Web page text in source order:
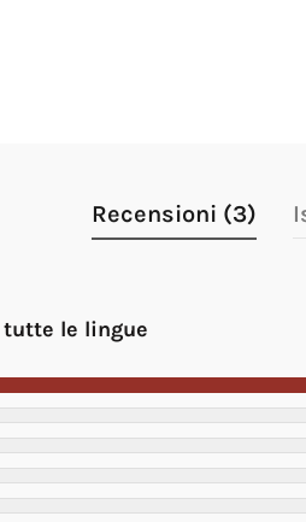
Recensioni (3)
le lingue